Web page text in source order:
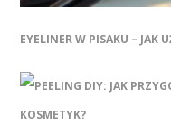
EYELINER W PISAKU – JAK